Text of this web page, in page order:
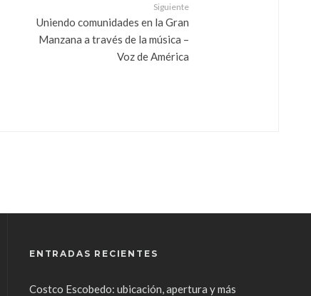
Siguiente
Uniendo comunidades en la Gran
Manzana a través de la música –
Voz de América
ENTRADAS RECIENTES
Costco Escobedo: ubicación, apertura y más